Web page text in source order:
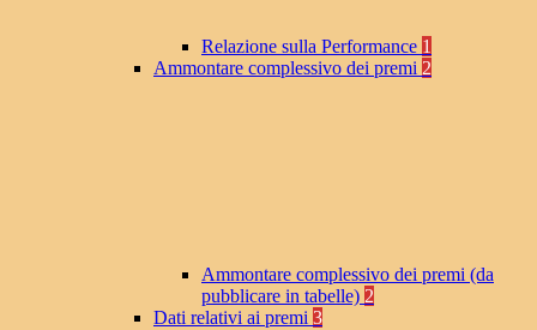
Relazione sulla Performance 1
Ammontare complessivo dei premi 2
Ammontare complessivo dei premi (da
pubblicare in tabelle) 2
Dati relativi ai premi 3